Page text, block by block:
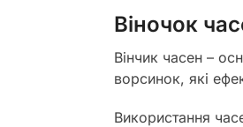
Віночок
Вінчик часен –
ворсинок, які
Використання